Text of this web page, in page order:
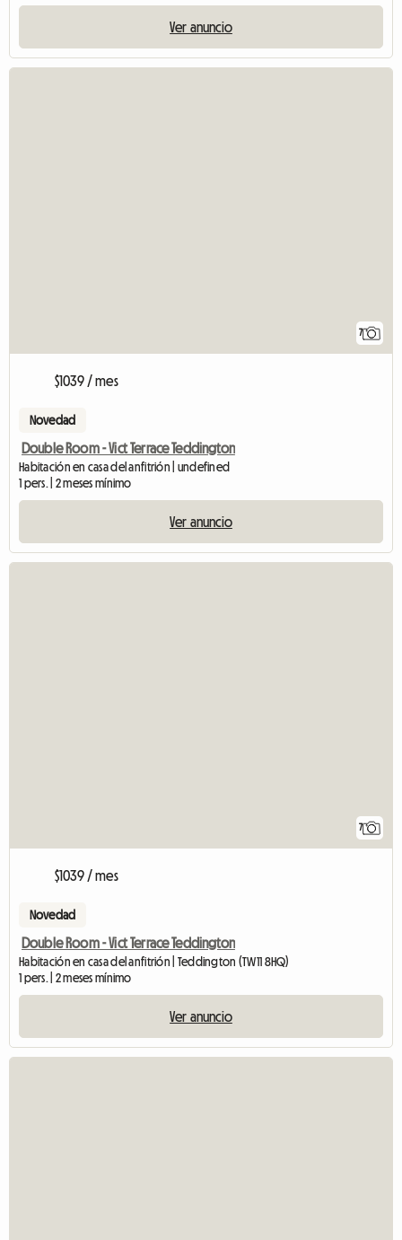
Ver anuncio
7
$1039 / mes
Novedad
Double Room - Vict Terrace Teddington
Habitación en casa del anfitrión | undefined
1 pers. | 2 meses mínimo
Ver anuncio
7
$1039 / mes
Novedad
Double Room - Vict Terrace Teddington
Habitación en casa del anfitrión | Teddington (TW11 8HQ)
1 pers. | 2 meses mínimo
Ver anuncio